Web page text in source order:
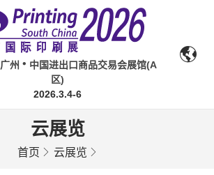
广州
中国进出口商品交易会展馆(A
区)
2026.3.4-6
云展览
首页 云展览